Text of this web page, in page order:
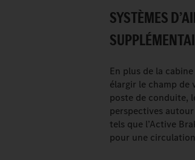
SYSTÈMES
En plus de la
élargir le champ de
poste de conduite,
perspectives
tels que l’Active
pour une